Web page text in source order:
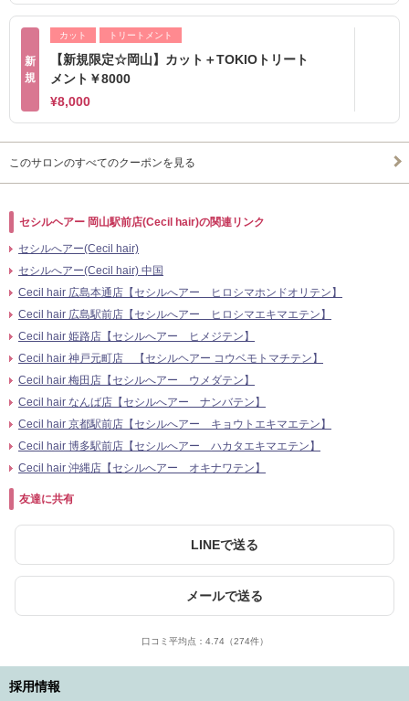
新
規
カット トリートメント
【新規限定☆岡山】カット＋TOKIOトリート
メント￥8000
¥8,000
このサロンのすべてのクーポンを見る
セシルヘアー 岡山駅前店(Cecil hair)の関連リンク
セシルへアー(Cecil hair)
セシルへアー(Cecil hair) 中国
Cecil hair 広島本通店【セシルへアー ヒロシマホンドオリテン】
Cecil hair 広島駅前店【セシルへアー ヒロシマエキマエテン】
Cecil hair 姫路店【セシルへアー ヒメジテン】
Cecil hair 神戸元町店 【セシルヘアー コウベモトマチテン】
Cecil hair 梅田店【セシルへアー ウメダテン】
Cecil hair なんば店【セシルへアー ナンバテン】
Cecil hair 京都駅前店【セシルへアー キョウトエキマエテン】
Cecil hair 博多駅前店【セシルへアー ハカタエキマエテン】
Cecil hair 沖縄店【セシルへアー オキナワテン】
友達に共有
LINEで送る
メールで送る
口コミ平均点： 4.74（274件）
採用情報